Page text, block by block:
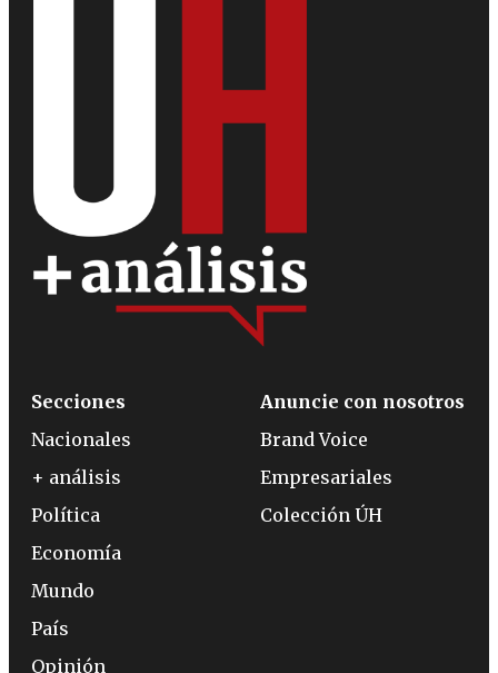
Secciones
Nacionales
+ análisis
Política
Economía
Mundo
País
Opinión
Anuncie con nosotros
Brand Voice
Empresariales
Colección ÚH